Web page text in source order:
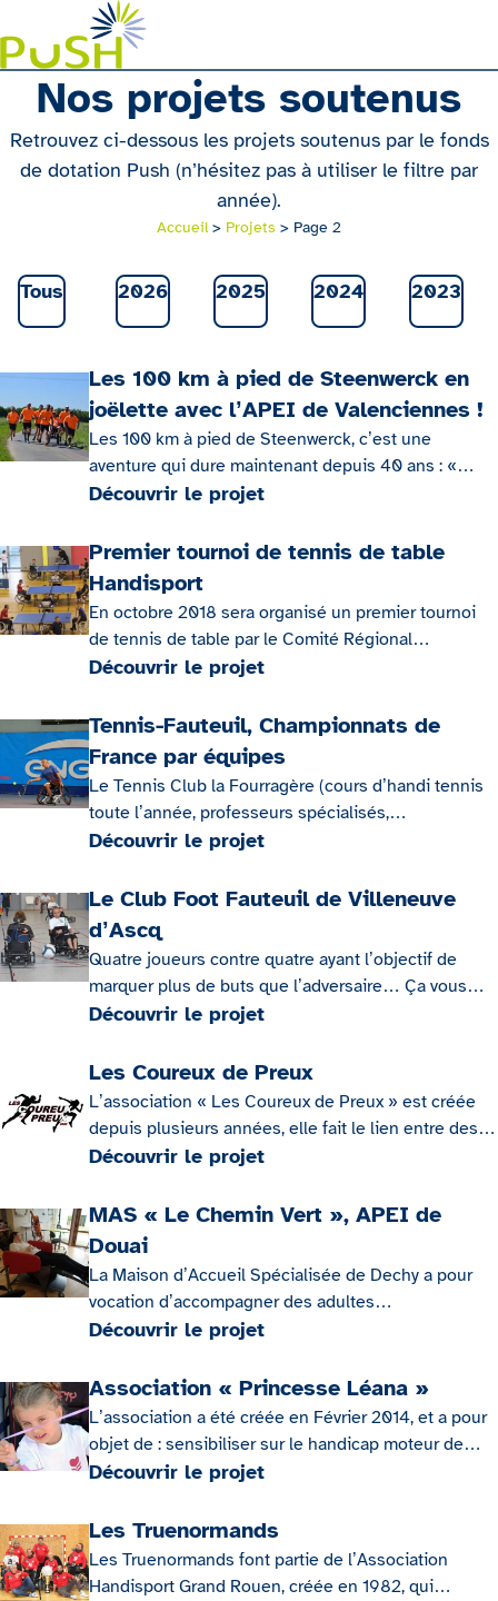
Aller au contenu principal
Nos projets soutenus
Retrouvez ci-dessous les projets soutenus par le fonds
de dotation Push (n’hésitez pas à utiliser le filtre par
année).
Accueil> Projets > Page 2
Tous 2026 2025 2024 2023
Les 100 km à pied de Steenwerck en
joëlette avec l’APEI de Valenciennes !
Les 100 km à pied de Steenwerck, c’est une
aventure qui dure maintenant depuis 40 ans : «
Chacun sa course, chacun son rythme mais tous le
Découvrir le projet
Premier tournoi de tennis de table
Handisport
En octobre 2018 sera organisé un premier tournoi
de tennis de table par le Comité Régional
Handisport Nord Pas de Calais. L’objectif premier
manifestation un incontournable dans le circuit du
monde handisport pongiste.
Découvrir le projet
Tennis-Fauteuil, Championnats de
France par équipes
Le Tennis Club la Fourragère (cours d’handi tennis
toute l’année, professeurs spécialisés,
aménagements accessibles : vestiaires, allées
phase finale des championnats de France d’Handi
tennis 2018.
Découvrir le projet
Le Club Foot Fauteuil de Villeneuve
d’Ascq
Quatre joueurs contre quatre ayant l’objectif de
marquer plus de buts que l’adversaire… Ça vous
Découvrir le projet
Les Coureux de Preux
L’association « Les Coureux de Preux » est créée
depuis plusieurs années, elle fait le lien entre des
coureurs du Nord en organisant des rendez-vous
événements locaux, voire en les organisant.
Découvrir le projet
MAS « Le Chemin Vert », APEI de
Douai
La Maison d’Accueil Spécialisée de Dechy a pour
vocation d’accompagner des adultes
polyhandicapés, vieillissants ou non, en situation
infirmiers et paramédicaux sont nécessaires au
quotidien et pour lesquels dans le projet
d’accompagnement le « prendre soin » et le « soin
» sont prévalant.
Découvrir le projet
Association « Princesse Léana »
L’association a été créée en Février 2014, et a pour
objet de : sensibiliser sur le handicap moteur de
Léana, lui apporter un soutien moral et financier
de développement adapté à son handicap, acquérir
le matériel nécessaire, et éventuellement en faire
bénéficier d’autres familles.
Découvrir le projet
Les Truenormands
Les Truenormands font partie de l’Association
Handisport Grand Rouen, créée en 1982, qui